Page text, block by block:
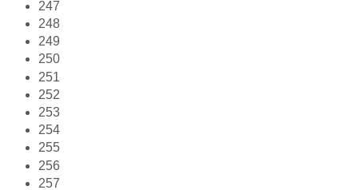
247
248
249
250
251
252
253
254
255
256
257